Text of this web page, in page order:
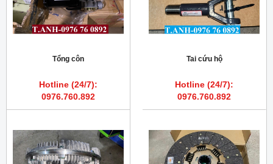
Tổng côn
Hotline (24/7):
0976.760.892
Tai cứu hộ
Hotline (24/7):
0976.760.892